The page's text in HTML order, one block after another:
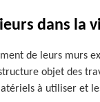
dans la
de leurs murs
objet des
à utiliser et